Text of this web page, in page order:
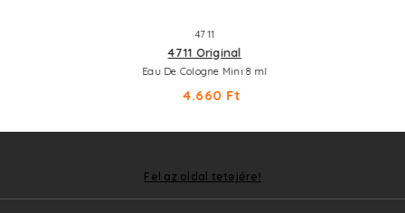
4711
4711 Original
Eau De Cologne Mini 8 ml
4.660 Ft
Fel az oldal tetejére!